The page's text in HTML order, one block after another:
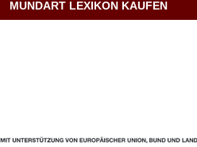
MUNDART LEXIKON KAUFEN